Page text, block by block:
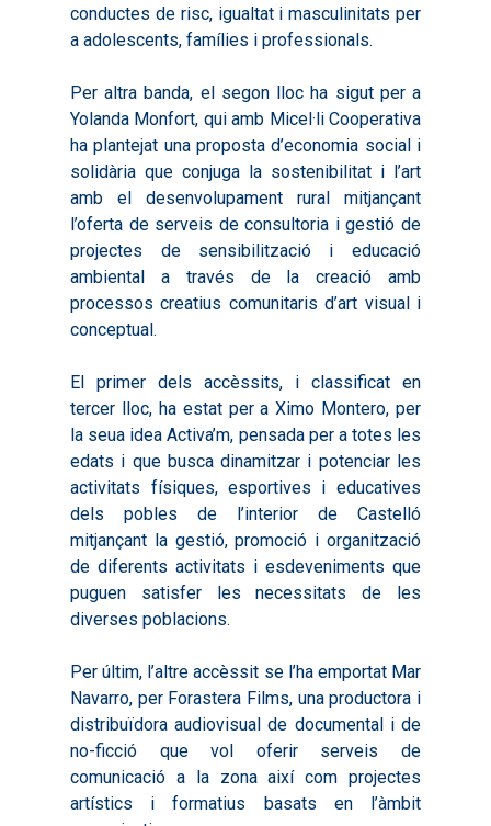
conductes de risc, igualtat i masculinitats per
a adolescents, famílies i professionals.
Per altra banda, el segon lloc ha sigut per a
Yolanda Monfort, qui amb Micel·li Cooperativa
ha plantejat una proposta d’economia social i
solidària que conjuga la sostenibilitat i l’art
amb el desenvolupament rural mitjançant
l’oferta de serveis de consultoria i gestió de
projectes de sensibilització i educació
ambiental a través de la creació amb
processos creatius comunitaris d’art visual i
conceptual.
El primer dels accèssits, i classificat en
tercer lloc, ha estat per a Ximo Montero, per
la seua idea Activa’m, pensada per a totes les
edats i que busca dinamitzar i potenciar les
activitats físiques, esportives i educatives
dels pobles de l’interior de Castelló
mitjançant la gestió, promoció i organització
de diferents activitats i esdeveniments que
puguen satisfer les necessitats de les
diverses poblacions.
Per últim, l’altre accèssit se l’ha emportat Mar
Navarro, per Forastera Films, una productora i
distribuïdora audiovisual de documental i de
no-ficció que vol oferir serveis de
comunicació a la zona així com projectes
artístics i formatius basats en l’àmbit
Valoració de Projectes
Experimentals
Processos d’Innovació
Territorial
Necessitats
Formació Pactes 2022
Altres Accions:
2018
2020
2017
2019
2020
2021
2022
2023
Resums Projectes
2024
Infografies 2021
Infografies 2023
Pactes per
Documentació
Audiovisuals
Informació Estadística
ODS
Noticies
Actualitat
Butlletins de Notícies
Contacte